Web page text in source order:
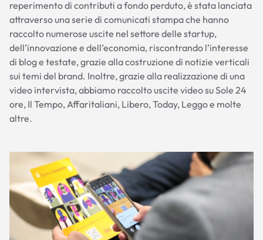
reperimento di contributi a fondo perduto, è stata lanciata
attraverso una serie di comunicati stampa che hanno
raccolto numerose uscite nel settore delle startup,
dell’innovazione e dell’economia, riscontrando l’interesse
di blog e testate, grazie alla costruzione di notizie verticali
sui temi del brand. Inoltre, grazie alla realizzazione di una
video intervista, abbiamo raccolto uscite video su Sole 24
ore, Il Tempo, Affaritaliani, Libero, Today, Leggo e molte
altre.